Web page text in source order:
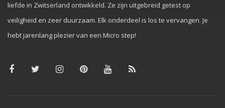
liefde in Zwitserland ontwikkeld. Ze zijn uitgebreid getest op
veiligheid en zeer duurzaam. Elk onderdeel is los te vervangen. Je
hebt jarenlang plezier van een Micro step!